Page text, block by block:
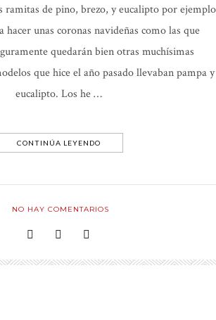
ramitas de pino, brezo, y eucalipto por ejemplo
hacer unas coronas navideñas como las que
quedarán bien otras muchísimas
que hice el año pasado llevaban pampa y
eucalipto. Los he …
CONTINÚA LEYENDO
NO HAY COMENTARIOS